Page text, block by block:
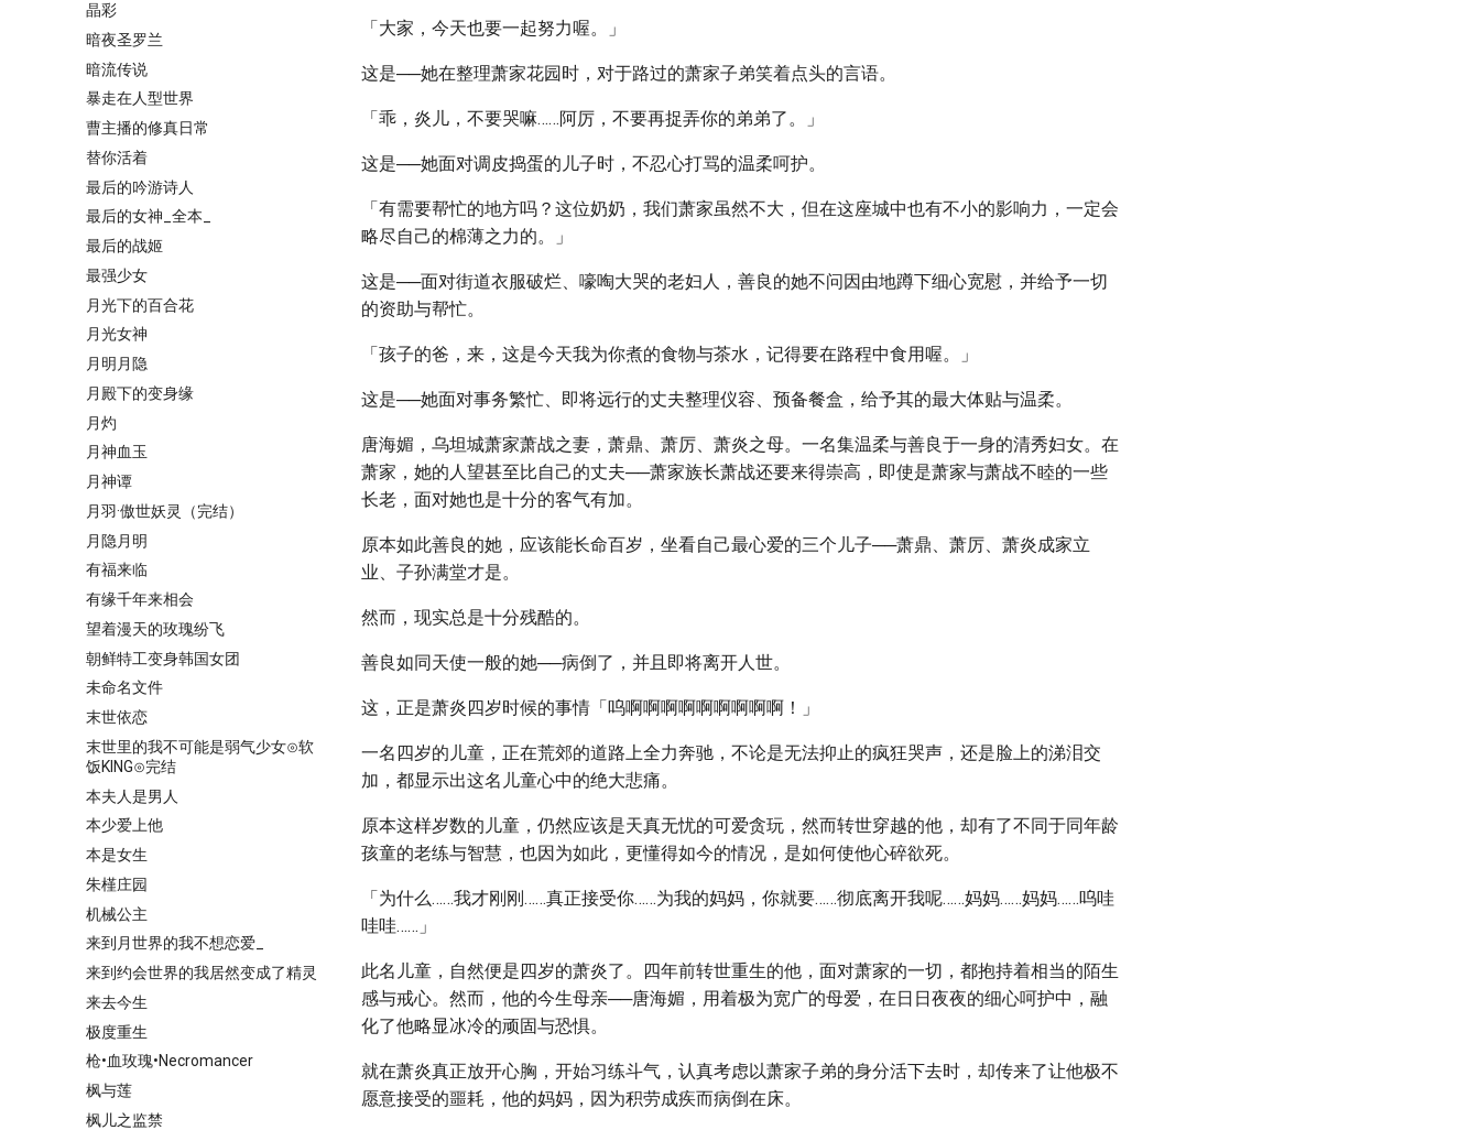
晶彩
暗夜圣罗兰
暗流传说
暴走在人型世界
曹主播的修真日常
替你活着
最后的吟游诗人
最后的女神_全本_
最后的战姬
最强少女
月光下的百合花
月光女神
月明月隐
月殿下的变身缘
月灼
月神血玉
月神谭
月羽·傲世妖灵（完结）
月隐月明
有福来临
有缘千年来相会
望着漫天的玫瑰纷飞
朝鲜特工变身韩国女团
未命名文件
末世依恋
末世里的我不可能是弱气少女⊙软
饭KING⊙完结
本夫人是男人
本少爱上他
本是女生
朱槿庄园
机械公主
来到月世界的我不想恋爱_
来到约会世界的我居然变成了精灵
来去今生
极度重生
枪•血玫瑰•Necromancer
枫与莲
枫儿之监禁
「大家，今天也要一起努力喔。」
这是──她在整理萧家花园时，对于路过的萧家子弟笑着点头的言语。
「乖，炎儿，不要哭嘛……阿厉，不要再捉弄你的弟弟了。」
这是──她面对调皮捣蛋的儿子时，不忍心打骂的温柔呵护。
「有需要帮忙的地方吗？这位奶奶，我们萧家虽然不大，但在这座城中也有不小的影响力，一定会
略尽自己的棉薄之力的。」
这是──面对街道衣服破烂、嚎啕大哭的老妇人，善良的她不问因由地蹲下细心宽慰，并给予一切
的资助与帮忙。
「孩子的爸，来，这是今天我为你煮的食物与茶水，记得要在路程中食用喔。」
这是──她面对事务繁忙、即将远行的丈夫整理仪容、预备餐盒，给予其的最大体贴与温柔。
唐海媚，乌坦城萧家萧战之妻，萧鼎、萧厉、萧炎之母。一名集温柔与善良于一身的清秀妇女。在
萧家，她的人望甚至比自己的丈夫──萧家族长萧战还要来得崇高，即使是萧家与萧战不睦的一些
长老，面对她也是十分的客气有加。
原本如此善良的她，应该能长命百岁，坐看自己最心爱的三个儿子──萧鼎、萧厉、萧炎成家立
业、子孙满堂才是。
然而，现实总是十分残酷的。
善良如同天使一般的她──病倒了，并且即将离开人世。
这，正是萧炎四岁时候的事情「呜啊啊啊啊啊啊啊啊啊！」
一名四岁的儿童，正在荒郊的道路上全力奔驰，不论是无法抑止的疯狂哭声，还是脸上的涕泪交
加，都显示出这名儿童心中的绝大悲痛。
原本这样岁数的儿童，仍然应该是天真无忧的可爱贪玩，然而转世穿越的他，却有了不同于同年龄
孩童的老练与智慧，也因为如此，更懂得如今的情况，是如何使他心碎欲死。
「为什么……我才刚刚……真正接受你……为我的妈妈，你就要……彻底离开我呢……妈妈……妈妈……呜哇
哇哇……」
此名儿童，自然便是四岁的萧炎了。四年前转世重生的他，面对萧家的一切，都抱持着相当的陌生
感与戒心。然而，他的今生母亲──唐海媚，用着极为宽广的母爱，在日日夜夜的细心呵护中，融
化了他略显冰冷的顽固与恐惧。
就在萧炎真正放开心胸，开始习练斗气，认真考虑以萧家子弟的身分活下去时，却传来了让他极不
愿意接受的噩耗，他的妈妈，因为积劳成疾而病倒在床。